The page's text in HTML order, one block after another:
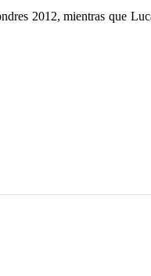
2012, mientras que